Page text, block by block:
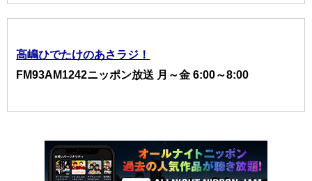
高嶋ひでたけのあさラジ！
FM93AM1242ニッポン放送 月～金 6:00～8:00